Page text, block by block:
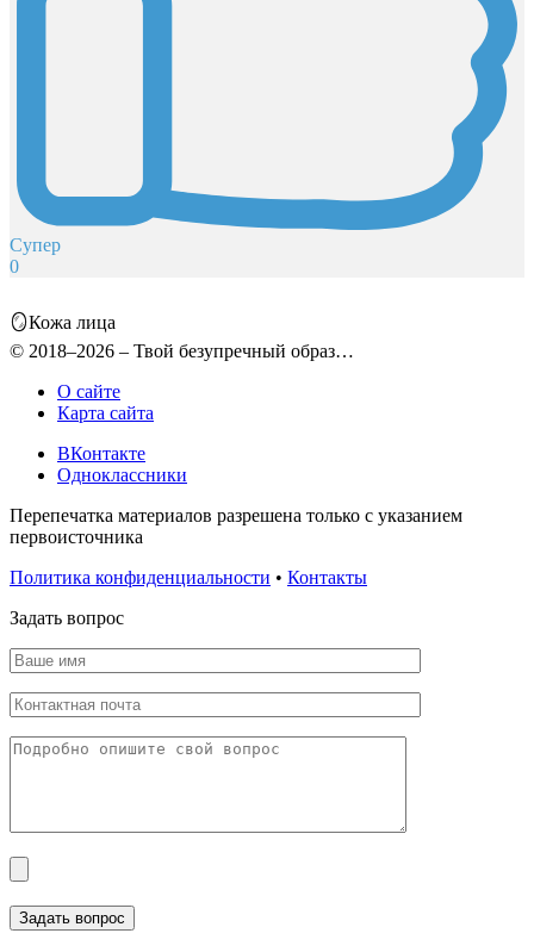
Супер
0
🪞Кожа лица
© 2018–2026 – Твой безупречный образ…
О сайте
Карта сайта
ВКонтакте
Одноклассники
Перепечатка материалов разрешена только с указанием
первоисточника
Политика конфиденциальности • Контакты
Задать вопрос